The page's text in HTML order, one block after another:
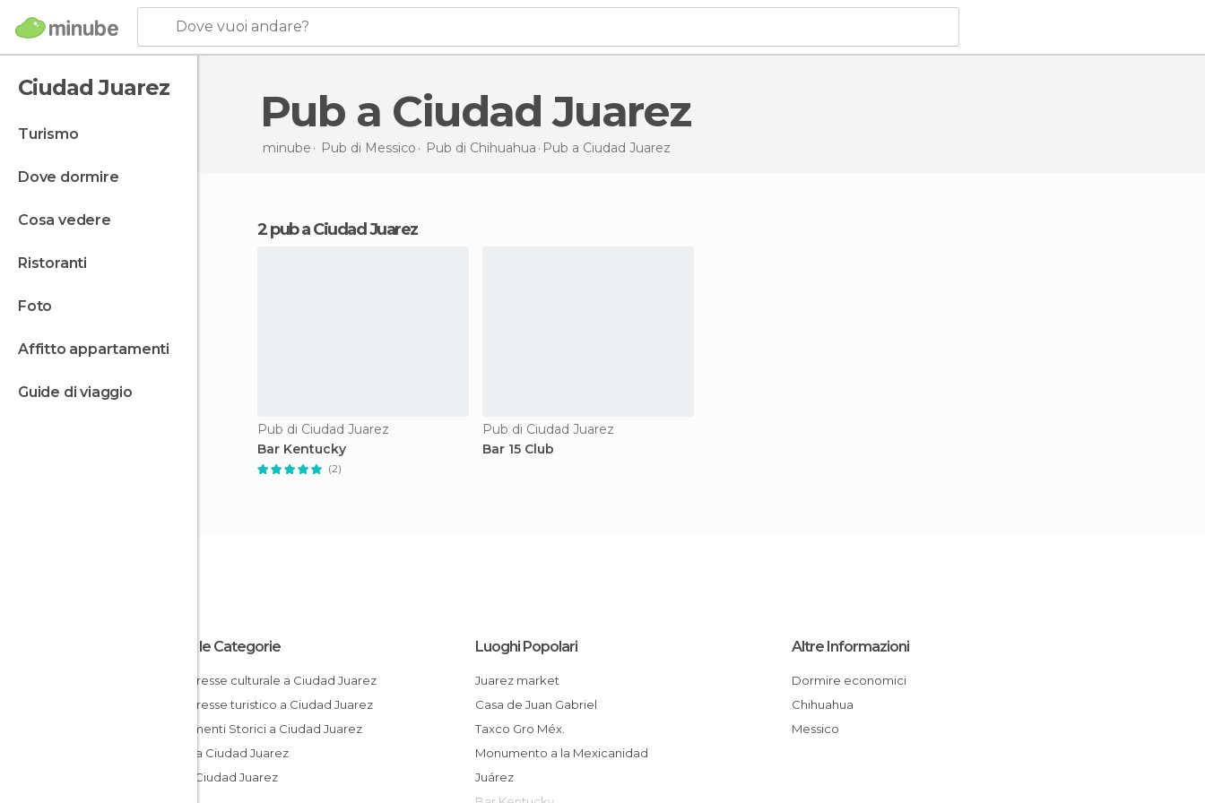
Dove vuoi andare?
Ciudad Juarez
turismo
dove dormire
cosa vedere
ristoranti
foto
affitto appartamenti
guide di viaggio
Pub a Ciudad Juarez
minube Pub di Messico Pub di Chihuahua Pub a Ciudad Juarez
2 pub a Ciudad Juarez
Pub di Ciudad Juarez
Bar Kentucky
(2)
Pub di Ciudad Juarez
Bar 15 Club
Tutte le Categorie
Di interesse culturale a Ciudad Juarez
Di interesse turistico a Ciudad Juarez
Monumenti Storici a Ciudad Juarez
Musei a Ciudad Juarez
Pub a Ciudad Juarez
Luoghi Popolari
Juarez market
Casa de Juan Gabriel
Taxco Gro Méx.
Monumento a la Mexicanidad
Juárez
Altre Informazioni
Dormire economici
Chihuahua
Messico